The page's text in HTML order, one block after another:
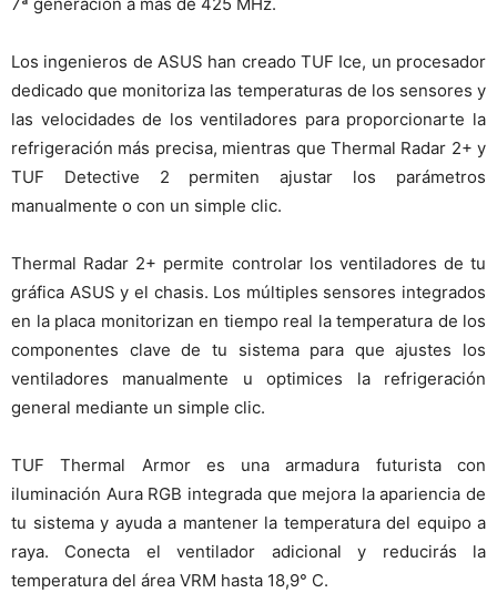
Los ingenieros de ASUS han creado TUF Ice, un procesador
dedicado que monitoriza las temperaturas de los sensores y
las velocidades de los ventiladores para proporcionarte la
refrigeración más precisa, mientras que Thermal Radar 2+ y
TUF Detective 2 permiten ajustar los parámetros
manualmente o con un simple clic.
Thermal Radar 2+ permite controlar los ventiladores de tu
gráfica ASUS y el chasis. Los múltiples sensores integrados
en la placa monitorizan en tiempo real la temperatura de los
componentes clave de tu sistema para que ajustes los
ventiladores manualmente u optimices la refrigeración
general mediante un simple clic.
TUF Thermal Armor es una armadura futurista con
iluminación Aura RGB integrada que mejora la apariencia de
tu sistema y ayuda a mantener la temperatura del equipo a
raya. Conecta el ventilador adicional y reducirás la
temperatura del área VRM hasta 18,9° C.